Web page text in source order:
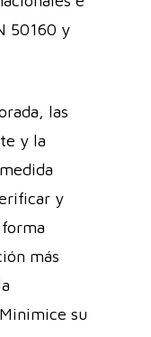
50160 y
las
y la
y
más
su